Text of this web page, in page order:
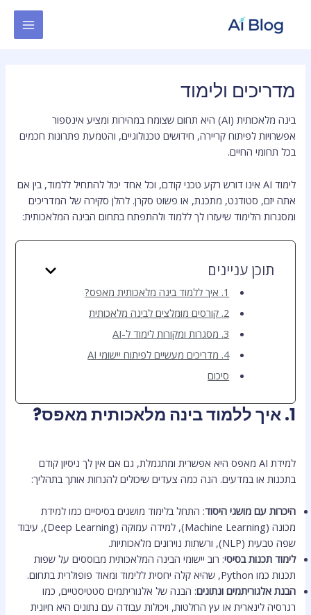
מדריכים ולימוד
בינה מלאכותית (AI) היא תחום שצומח במהירות ומציע אינספור
אפשרויות לפיתוח קריירה, חידושים טכנולוגיים, והטמעת פתרונות חכמים
בכל תחומי החיים.
לימוד AI אינו דורש רקע טכני קודם, וכל אחד יכול להתחיל ללמוד, בין אם
אתה יזם, סטודנט, מתכנת, או פשוט סקרן. להלן סקירה של המדריכים
ומסגרות הלימוד שיעזרו לך ללמוד ולהתפתח בתחום הבינה המלאכותית:
תוכן עניינים
1. איך ללמוד בינה מלאכותית מאפס?
2. קורסים מומלצים לבינה מלאכותית
3. מסגרות ומקורות לימוד ל-AI
4. מדריכים מעשיים לפיתוח יישומי AI
סיכום
1. איך ללמוד בינה מלאכותית מאפס?
למידת AI מאפס היא אפשרית ומתגמלת, גם אם אין לך ניסיון קודם
בתכנות או במדעים. הנה כמה צעדים שיכולים להנחות אותך בתהליך:
היכרות עם מושגי היסוד: התחל בלימוד מושגים בסיסיים כמו למידת
מכונה (Machine Learning), למידה עמוקה (Deep Learning), עיבוד
שפה טבעית (NLP), ורשתות נוירונים מלאכותיות.
לימוד תכנות בסיסי: רוב יישומי הבינה המלאכותית מבוססים על שפות
תכנות כמו Python, שהיא קלה יחסית ללימוד ומאוד פופולרית בתחום.
הבנת אלגוריתמים ונתונים: הבנה של אלגוריתמים סטטיסטיים, כמו
רגרסיה לינארית או עץ החלטות, ויכולות עבודה עם נתונים היא חיונית